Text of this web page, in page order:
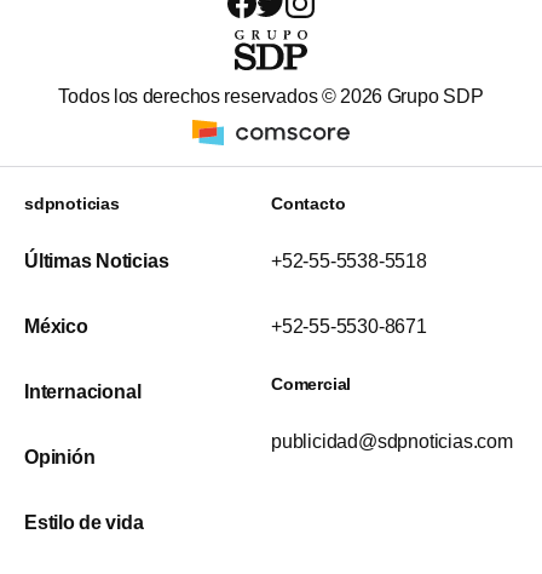
Todos los derechos reservados © 2026 Grupo SDP
sdpnoticias
Últimas Noticias
México
Internacional
Opinión
Estilo de vida
Contacto
+52-55-5538-5518
+52-55-5530-8671
Comercial
publicidad@sdpnoticias.com